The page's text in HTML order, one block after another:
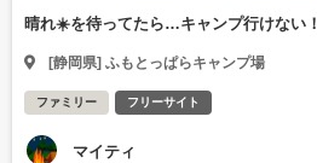
晴れ☀️を待ってたら…キャンプ行けない！
[静岡県] ふもとっぱらキャンプ場
ファミリー フリーサイト
マイティ